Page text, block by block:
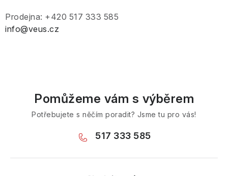
Prodejna: +420 517 333 585
info@veus.cz
Pomůžeme vám s výběrem
Potřebujete s něčím poradit? Jsme tu pro vás!
517 333 585